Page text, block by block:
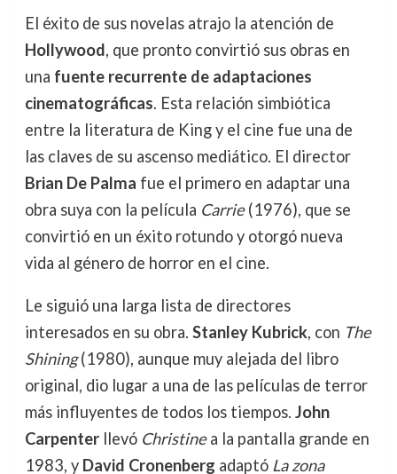
El éxito de sus novelas atrajo la atención de
Hollywood, que pronto convirtió sus obras en
una fuente recurrente de adaptaciones
cinematográficas. Esta relación simbiótica
entre la literatura de King y el cine fue una de
las claves de su ascenso mediático. El director
Brian De Palma fue el primero en adaptar una
obra suya con la película Carrie(1976), que se
convirtió en un éxito rotundo y otorgó nueva
vida al género de horror en el cine.
Le siguió una larga lista de directores
interesados en su obra. Stanley Kubrick, con The
Shining(1980), aunque muy alejada del libro
original, dio lugar a una de las películas de terror
más influyentes de todos los tiempos. John
Carpenterllevó Christinea la pantalla grande en
1983, y David Cronenberg adaptó La zona